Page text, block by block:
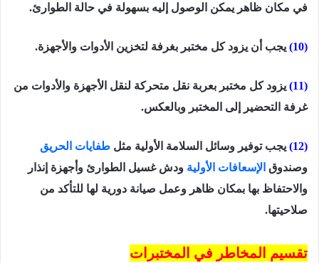
في مكان ظاهر يمكن الوصول إليه بسهولة في حالة الطوارئ.
(10) يجب أن يزود كل مختبر بغرفة لتخزين الأدوات والأجهزة.
(11)
يزود كل مختبر بعربة نقل متحركة لنقل الأجهزة والأدوات من
غرفة التحضير إلى المختبر وبالعكس.
(12) يجب توفير وسائل السلامة الأولية مثل طفايات الحريق
وصندوق الإسعافات الأولية ودش غسيل الطوارئ وأجهزة إنذار
والاحتفاظ بها بمكان ظاهر وعمل صيانة دورية لها للتأكد من
صلاحيتها.
تقسيم المخاطر في المختبرات